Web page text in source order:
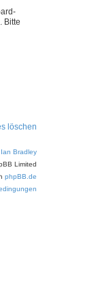
Bitte
löschen
Ian Bradley
Limited
phpBB.de